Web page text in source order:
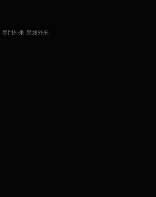
専門外来 禁煙外来